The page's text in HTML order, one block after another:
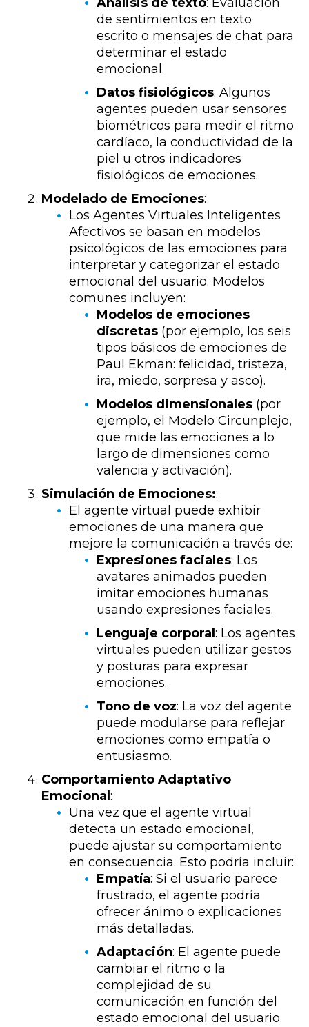
de sentimientos en texto
escrito o mensajes de chat para
determinar el estado
emocional.
Datos fisiológicos: Algunos
agentes pueden usar sensores
biométricos para medir el ritmo
cardíaco, la conductividad de la
piel u otros indicadores
fisiológicos de emociones.
Modelado de Emociones:
Los Agentes Virtuales Inteligentes
Afectivos se basan en modelos
psicológicos de las emociones para
interpretar y categorizar el estado
emocional del usuario. Modelos
comunes incluyen:
Modelos de emociones
discretas (por ejemplo, los seis
tipos básicos de emociones de
Paul Ekman: felicidad, tristeza,
ira, miedo, sorpresa y asco).
Modelos dimensionales (por
ejemplo, el Modelo Circunplejo,
que mide las emociones a lo
largo de dimensiones como
valencia y activación).
Simulación de Emociones::
El agente virtual puede exhibir
emociones de una manera que
mejore la comunicación a través de:
Expresiones faciales: Los
avatares animados pueden
imitar emociones humanas
usando expresiones faciales.
Lenguaje corporal : Los agentes
virtuales pueden utilizar gestos
y posturas para expresar
emociones.
Tono de voz: La voz del agente
puede modularse para reflejar
emociones como empatía o
entusiasmo.
Comportamiento Adaptativo
Emocional :
Una vez que el agente virtual
detecta un estado emocional,
puede ajustar su comportamiento
en consecuencia. Esto podría incluir:
Empatía: Si el usuario parece
frustrado, el agente podría
ofrecer ánimo o explicaciones
más detalladas.
Adaptación: El agente puede
cambiar el ritmo o la
complejidad de su
comunicación en función del
estado emocional del usuario.